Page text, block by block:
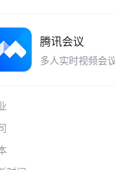
腾讯会议
多人实时视频会